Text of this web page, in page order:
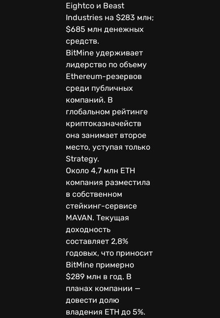
Eightco и Beast
Industries на $283 млн;
$685 млн денежных
средств.
BitMine удерживает
лидерство по объему
Ethereum-резервов
среди публичных
компаний. В
глобальном рейтинге
криптоказначейств
она занимает второе
место, уступая только
Strategy.
Около 4,7 млн ETH
компания разместила
в собственном
стейкинг-сервисе
MAVAN. Текущая
доходность
составляет 2,8%
годовых, что приносит
BitMine примерно
$289 млн в год. В
планах компании —
довести долю
владения ETH до 5%.